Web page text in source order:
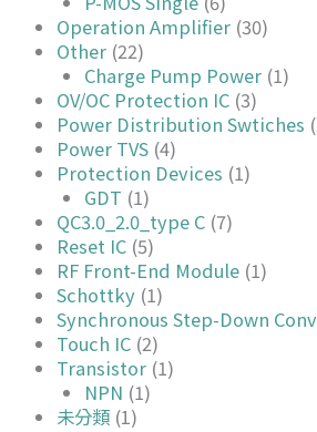
Operation Amplifier (30)
Other (22)
Charge Pump Power (1)
OV/OC Protection IC (3)
Power Distribution Swtiches
Power TVS (4)
Protection Devices (1)
GDT (1)
QC3.0_2.0_type C (7)
Reset IC (5)
RF Front-End Module (1)
Schottky (1)
Synchronous Step-Down
Touch IC (2)
Transistor (1)
NPN (1)
未分類 (1)